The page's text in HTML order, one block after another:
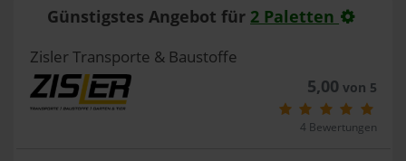
Günstigstes Angebot für 2 Paletten
Zisler Transporte & Baustoffe
5,00 von 5
4 Bewertungen